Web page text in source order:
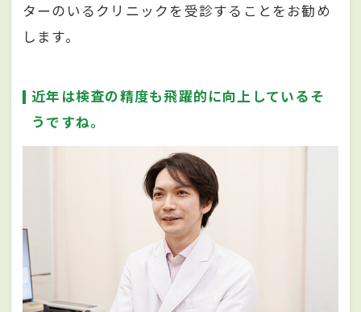
ターのいるクリニックを受診することをお勧め
します。
近年は検査の精度も飛躍的に向上しているそ
うですね。